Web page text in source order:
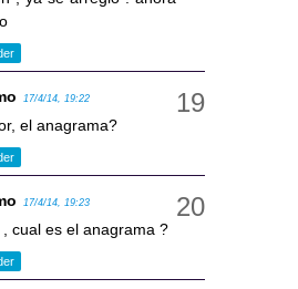
17/4/14, 19:22
el anagrama?
17/4/14, 19:23
cual es el anagrama ?